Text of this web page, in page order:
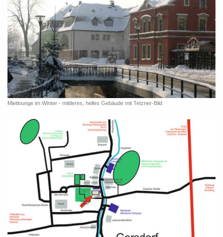
Mietlounge im Winter - mittleres, helles Gebäude mit Tetzner-Bild